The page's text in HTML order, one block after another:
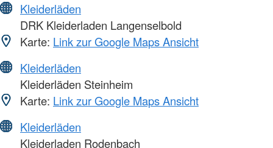
Kleiderläden
DRK Kleiderladen Langenselbold
Karte: Link zur Google Maps Ansicht
Kleiderläden
Kleiderläden Steinheim
Karte: Link zur Google Maps Ansicht
Kleiderläden
Kleiderladen Rodenbach